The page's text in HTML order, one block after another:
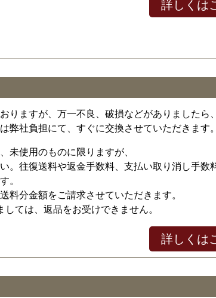
詳しくは
りますが、万一不良、破損などがありましたら
弊社負担にて、すぐに交換させていただきます。
未使用のものに限りますが、
。往復送料や返金手数料、支払い取り消し手数
。
料分金額をご請求させていただきます。
ては、返品をお受けできません。
詳しくは